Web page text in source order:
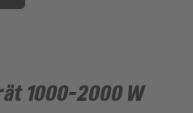
1000-2000 W